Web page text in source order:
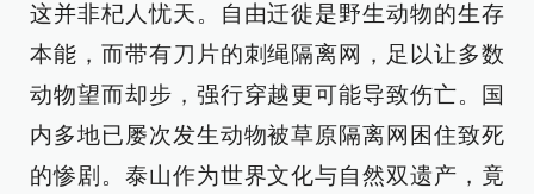
这并非杞人忧天。自由迁徙是野生动物的生存
本能，而带有刀片的刺绳隔离网，足以让多数
动物望而却步，强行穿越更可能导致伤亡。国
内多地已屡次发生动物被草原隔离网困住致死
的惨剧。泰山作为世界文化与自然双遗产，竟